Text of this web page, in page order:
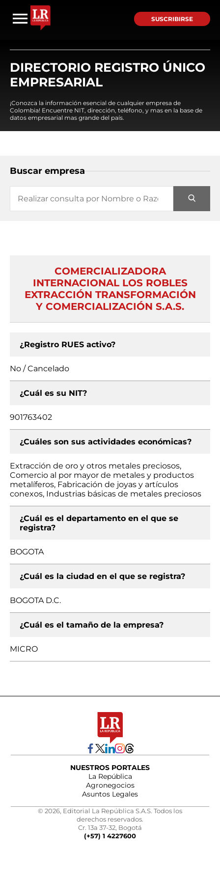
SUSCRIBIRSE
DIRECTORIO REGISTRO ÚNICO
EMPRESARIAL
¡Conozca la información esencial de cualquier empresa de
Colombia! Encuentre NIT, dirección, teléfono, y mas en la base de
datos empresarial mas grande del país.
Buscar empresa
COMERCIALIZADORA
INTERNACIONAL LOS ROBLES
EXTRACCIÓN TRANSFORMACIÓN
Y COMERCIALIZACIÓN S.A.S.
¿Registro RUES activo?
No / Cancelado
¿Cuál es su NIT?
901763402
¿Cuáles son sus actividades económicas?
Extracción de oro y otros metales preciosos,
Comercio al por mayor de metales y productos
metalíferos, Fabricación de joyas y artículos
conexos, Industrias básicas de metales preciosos
¿Cuál es el departamento en el que se
registra?
BOGOTA
¿Cuál es la ciudad en el que se registra?
BOGOTA D.C.
¿Cuál es el tamaño de la empresa?
MICRO
NUESTROS PORTALES
La República
Agronegocios
Asuntos Legales
© 2026, Editorial La República S.A.S. Todos los
derechos reservados.
Cr. 13a 37-32, Bogotá
(+57) 1 4227600